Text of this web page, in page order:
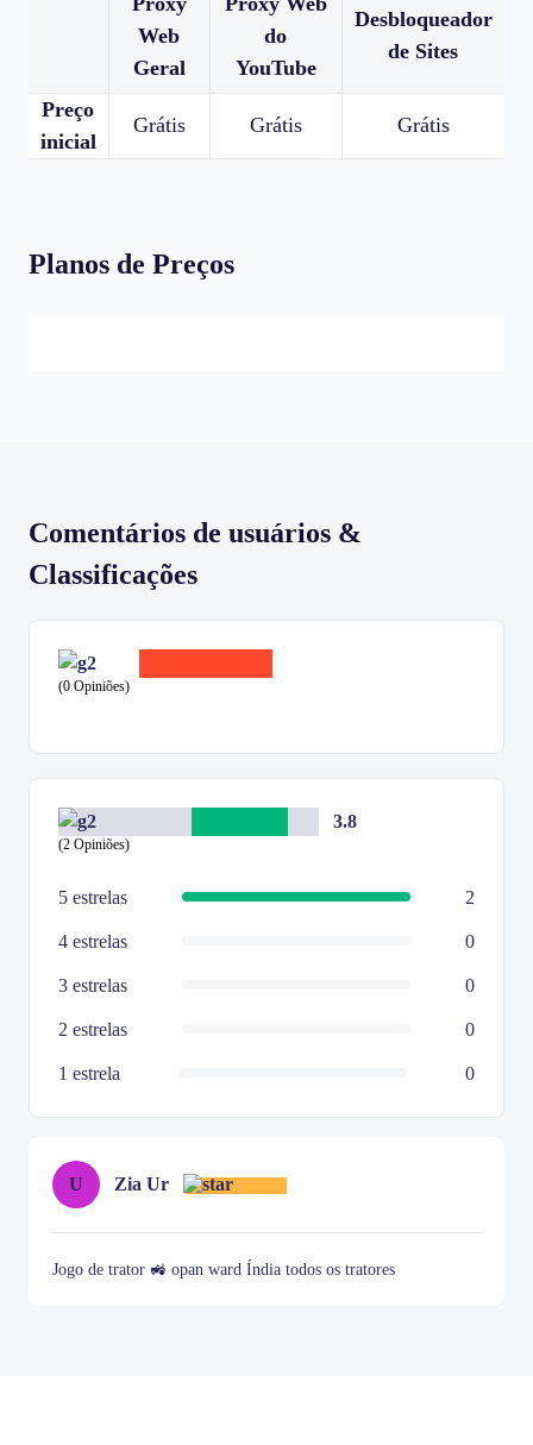
Web
Geral
do
YouTube
Desbloqueador
de Sites
Preço
inicial
Grátis Grátis Grátis
Planos de Preços
Comentários de usuários &
Classificações
(0 Opiniões)
3.8
(2 Opiniões)
5 estrelas 2
4 estrelas 0
3 estrelas 0
2 estrelas 0
1 estrela 0
U Zia Ur
Jogo de trator 🚜 opan ward Índia todos os tratores